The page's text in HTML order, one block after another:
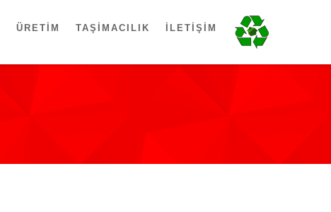
ÜRETIM TAŞIMACILIK İLETIŞIM